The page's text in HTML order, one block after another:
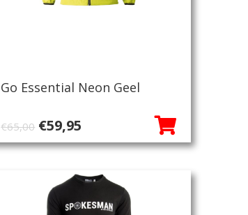
Go Essential Neon Geel
€65,00 Oorspronkelijke
prijs
€65,00.
€59,95
prijs
€59,95.